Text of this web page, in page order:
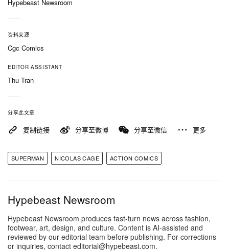
Hypebeast Newsroom
资料来源
Cgc Comics
EDITOR ASSISTANT
Thu Tran
分享此文章
复制链接 分享至微博 分享至微信 更多
SUPERMAN NICOLAS CAGE ACTION COMICS
Hypebeast Newsroom
Hypebeast Newsroom produces fast-turn news across fashion,
footwear, art, design, and culture. Content is AI-assisted and
reviewed by our editorial team before publishing. For corrections
or inquiries, contact editorial@hypebeast.com.